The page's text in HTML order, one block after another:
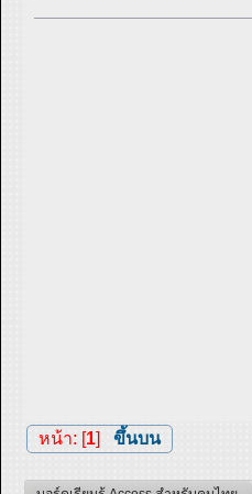
หน้า: [1] ขึ้นบน